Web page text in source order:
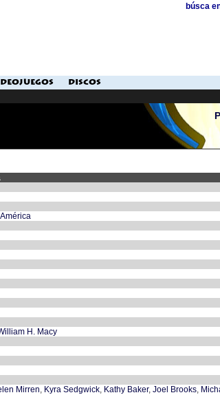
búsca
DISCOS
H. Macy
Mirren, Kyra Sedgwick, Kathy Baker, Joel Brooks,